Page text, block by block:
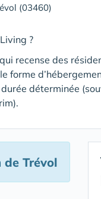
(03460)
?
qui recense des
forme
déterminée
de Trévol